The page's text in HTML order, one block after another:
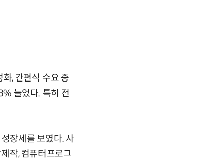
, 간편식 수요 증
늘었다. 특히 전
장세를 보였다. 사
작, 컴퓨터프로그